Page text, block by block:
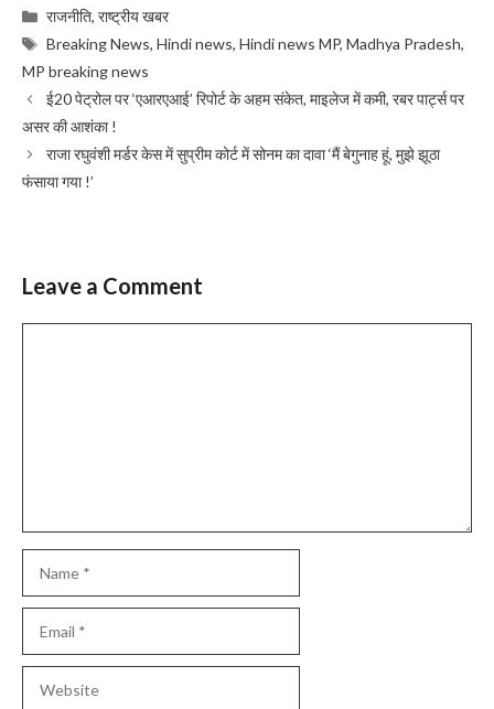
Categories
राजनीति,राष्ट्रीय खबर
Tags
Breaking News,Hindi news,Hindi news MP,Madhya Pradesh,
MP breaking news
ई20 पेट्रोल पर ‘एआरएआई’ रिपोर्ट के अहम संकेत, माइलेज में कमी, रबर पार्ट्स पर
असर की आशंका !
राजा रघुवंशी मर्डर केस में सुप्रीम कोर्ट में सोनम का दावा ‘मैं बेगुनाह हूं, मुझे झूठा
फंसाया गया !’
Leave a Comment